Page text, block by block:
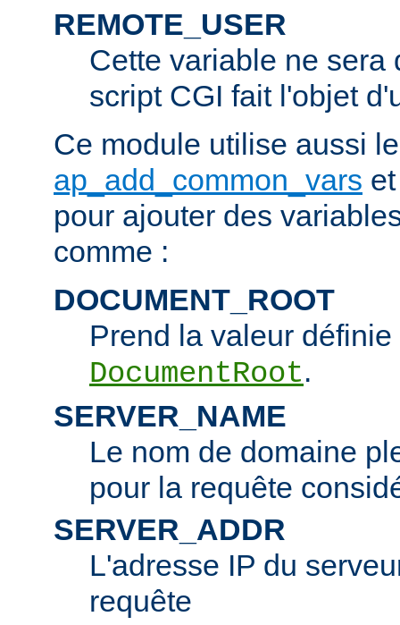
REMOTE_USER
Cette variable ne sera
script CGI fait l'objet
Ce module utilise aussi
ap_add_common_vars
pour ajouter des
comme :
DOCUMENT_ROOT
Prend la valeur
DocumentRoot.
SERVER_NAME
Le nom de domaine
pour la requête
SERVER_ADDR
L'adresse IP du
requête